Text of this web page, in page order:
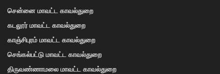
சென்னை மாவட்ட காவல்துறை
கடலூர் மாவட்ட காவல்துறை
காஞ்சிபுரம் மாவட்ட காவல்துறை
செங்கல்பட்டு மாவட்ட காவல்துறை
திருவண்ணாமலை மாவட்ட காவல்துறை